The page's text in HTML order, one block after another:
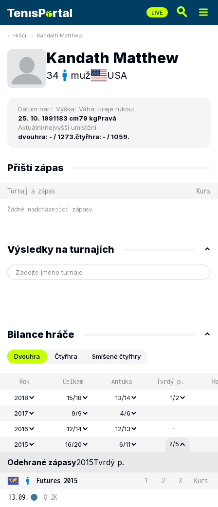
Hráči Kandath Matthew
Kandath Matthew
34 muž USA
Datum nar.:
25. 10. 1991
Výška:
183 cm
Váha:
79 kg
Hraje rukou:
Pravá
Aktuální/nejvyšší umístění:
dvouhra: - / 1273.čtyřhra: - / 1059.
Příští zápas
Turnaj a zápas Kurs
Žádné nadcházející zápasy.
Výsledky na turnajích
Bilance hráče
Dvouhra Čtyřhra Smíšené čtyřhry
Rok Celkem Antuka Tvrdý p.
2018 15/18 13/14
1/2
2017
9/9 4/6 -
2016
12/14 12/13 -
2015 16/20 6/11 7/5
Odehrané zápasy2015Tvrdý p.
Futures 2015 1 2 3
Kurs
13.09.
Q-2K